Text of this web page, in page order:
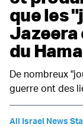
que les
Jazeera
du
De nombreux
guerre ont des
All Israel News